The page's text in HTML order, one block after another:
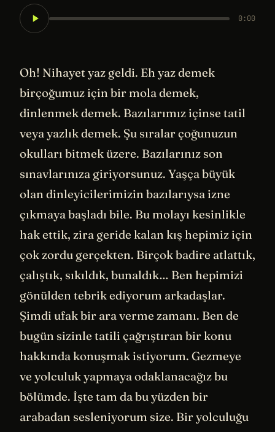
0:00
Oh! Nihayet yaz geldi. Eh yaz demek
birçoğumuz için bir mola demek,
dinlenmek demek. Bazılarımız içinse tatil
veya yazlık demek. Şu sıralar çoğunuzun
okulları bitmek üzere. Bazılarınız son
sınavlarınıza giriyorsunuz. Yaşça büyük
olan dinleyicilerimizin bazılarıysa izne
çıkmaya başladı bile. Bu molayı kesinlikle
hak ettik, zira geride kalan kış hepimiz için
çok zordu gerçekten. Birçok badire atlattık,
çalıştık, sıkıldık, bunaldık… Ben hepimizi
gönülden tebrik ediyorum arkadaşlar.
Şimdi ufak bir ara verme zamanı. Ben de
bugün sizinle tatili çağrıştıran bir konu
hakkında konuşmak istiyorum. Gezmeye
ve yolculuk yapmaya odaklanacağız bu
bölümde. İşte tam da bu yüzden bir
arabadan sesleniyorum size. Bir yolculuğu